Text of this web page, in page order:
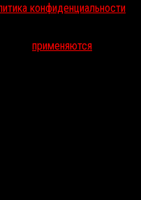
конфиденциальности
применяются